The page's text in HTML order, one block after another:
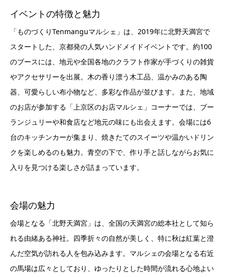
イベントの特徴と魅力
「ものづくりTenmanguマルシェ」は、2019年に北野天満宮で
スタートした、京都発の人気ハンドメイドイベントです。約100
のブースには、地元や全国各地のクラフト作家が手づくりの雑貨
やアクセサリーを出展。木の香り漂う木工品、温かみのある陶
器、可愛らしい布小物など、多彩な作品が並びます。また、地域
のお店が参加する「上京区のお店マルシェ」コーナーでは、ブー
ランジュリーや和食店など地元の味にも出会えます。会場には6
台のキッチンカーが集まり、焼きたてのスイーツや温かいドリン
クを楽しめるのも魅力。青空の下で、作り手と話しながらお気に
入りを見つける楽しさが詰まっています。
会場の魅力
会場となる「北野天満宮」は、全国の天満宮の総本社として知ら
れる由緒ある神社。四季折々の自然が美しく、特に秋は紅葉と澄
んだ空気が訪れる人を包み込みます。マルシェの会場となる右近
の馬場は広々としており、ゆったりとした時間が流れる心地よい